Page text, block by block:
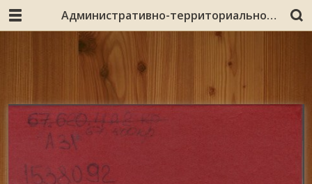
Административно-территориальное деление Мурманской области (1920-1993 гг.): справочник / Арх. отд. администрации Мурм. обл., Гос. арх. Мурм. обл. - Мурманск : Север, 1996?]. - 275, [4] с.